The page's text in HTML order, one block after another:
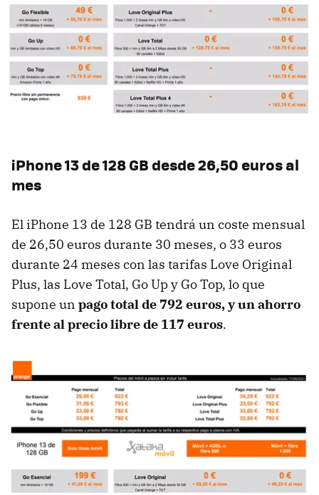
iPhone 13 de 128 GB desde 26,50 euros al
mes
El iPhone 13 de 128 GB tendrá un coste mensual
de 26,50 euros durante 30 meses, o 33 euros
durante 24 meses con las tarifas Love Original
Plus, las Love Total, Go Up y Go Top, lo que
supone un pago total de 792 euros, y un ahorro
frente al precio libre de 117 euros.